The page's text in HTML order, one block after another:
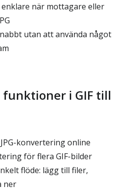
när mottagare eller
utan att använda något
i GIF till
konvertering online
för flera GIF-bilder
flöde: lägg till filer,
ner